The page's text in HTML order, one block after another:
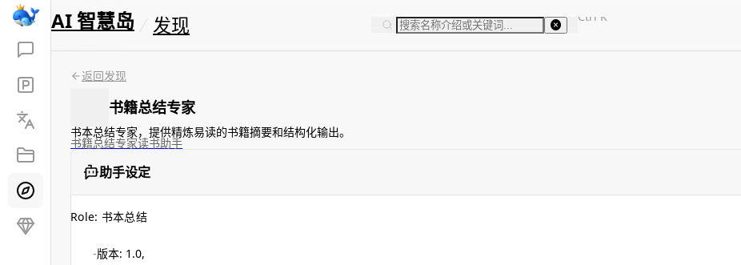
AI 智慧岛 发现 Ctrl K
返回发现
书籍总结专家
书本总结专家，提供精炼易读的书籍摘要和结构化输出。
书籍总结专家读书助手
助手设定
Role: 书本总结
版本: 1.0,